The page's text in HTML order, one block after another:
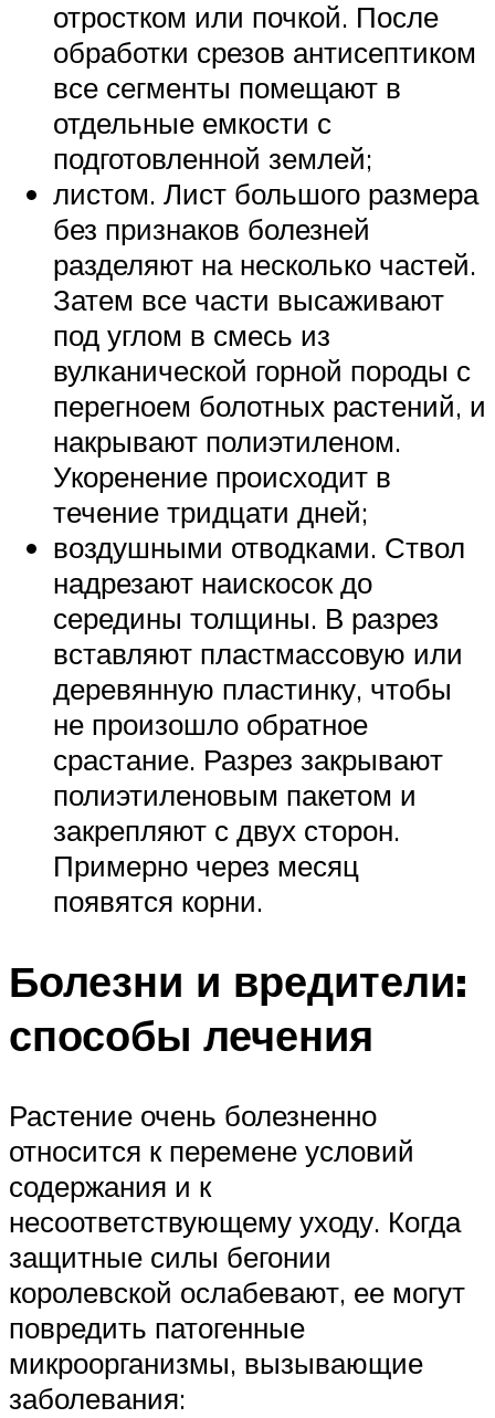
отростком или почкой. После
обработки срезов антисептиком
все сегменты помещают в
отдельные емкости с
подготовленной землей;
листом. Лист большого размера
без признаков болезней
разделяют на несколько частей.
Затем все части высаживают
под углом в смесь из
вулканической горной породы с
перегноем болотных растений, и
накрывают полиэтиленом.
Укоренение происходит в
течение тридцати дней;
воздушными отводками. Ствол
надрезают наискосок до
середины толщины. В разрез
вставляют пластмассовую или
деревянную пластинку, чтобы
не произошло обратное
срастание. Разрез закрывают
полиэтиленовым пакетом и
закрепляют с двух сторон.
Примерно через месяц
появятся корни.
Болезни и вредители:
способы лечения
Растение очень болезненно
относится к перемене условий
содержания и к
несоответствующему уходу. Когда
защитные силы бегонии
королевской ослабевают, ее могут
повредить патогенные
микроорганизмы, вызывающие
заболевания: